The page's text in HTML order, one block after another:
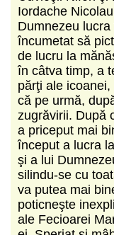
Iordache
Dumnezeu
încumetat să
de lucru la
în câtva timp, a
părţi ale
că pe urmă,
zugrăvirii. După
a pri­ce­put mai
început a lucra
şi a lui
silindu-se cu
va pu­tea mai
poticneşte
ale Fecioarei